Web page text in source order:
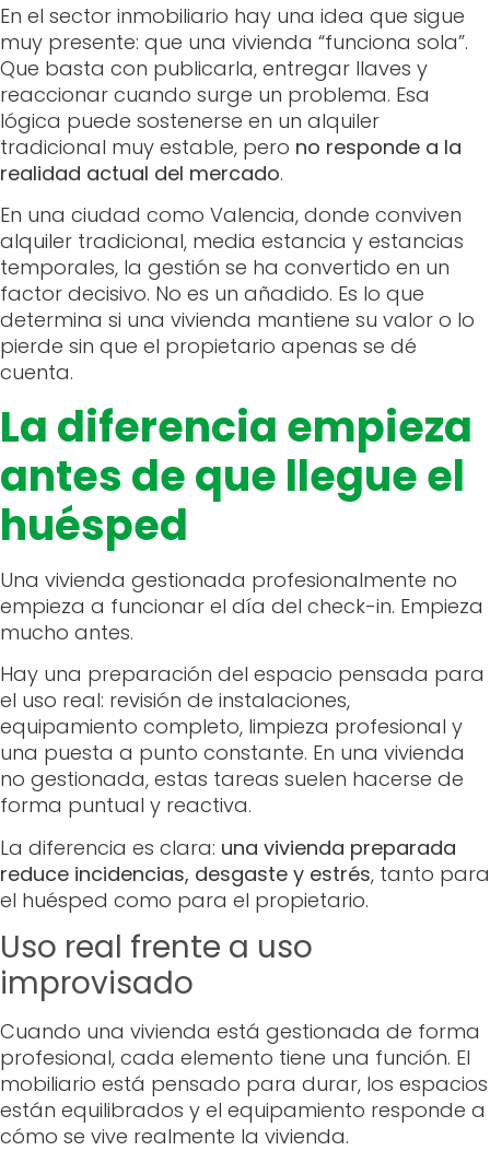
En el sector inmobiliario hay una idea que sigue
muy presente: que una vivienda “funciona sola”.
Que basta con publicarla, entregar llaves y
reaccionar cuando surge un problema. Esa
lógica puede sostenerse en un alquiler
tradicional muy estable, pero no responde a la
realidad actual del mercado.
En una ciudad como Valencia, donde conviven
alquiler tradicional, media estancia y estancias
temporales, la gestión se ha convertido en un
factor decisivo. No es un añadido. Es lo que
determina si una vivienda mantiene su valor o lo
pierde sin que el propietario apenas se dé
cuenta.
La diferencia empieza
antes de que llegue el
huésped
Una vivienda gestionada profesionalmente no
empieza a funcionar el día del check-in. Empieza
mucho antes.
Hay una preparación del espacio pensada para
el uso real: revisión de instalaciones,
equipamiento completo, limpieza profesional y
una puesta a punto constante. En una vivienda
no gestionada, estas tareas suelen hacerse de
forma puntual y reactiva.
La diferencia es clara: una vivienda preparada
reduce incidencias, desgaste y estrés, tanto para
el huésped como para el propietario.
Uso real frente a uso
improvisado
Cuando una vivienda está gestionada de forma
profesional, cada elemento tiene una función. El
mobiliario está pensado para durar, los espacios
están equilibrados y el equipamiento responde a
cómo se vive realmente la vivienda.